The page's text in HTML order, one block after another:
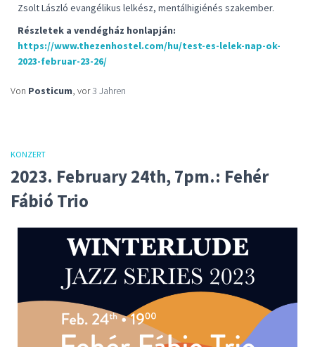
Zsolt László evangélikus lelkész, mentálhigiénés szakember.
Részletek a vendégház honlapján:
https://www.thezenhostel.com/hu/test-es-lelek-nap-ok-
2023-februar-23-26/
Von Posticum , vor3 Jahren
KONZERT
2023. February 24th, 7pm.: Fehér
Fábió Trio